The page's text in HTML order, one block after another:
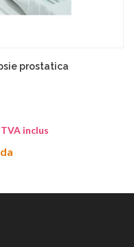
prostatica
TVA inclus